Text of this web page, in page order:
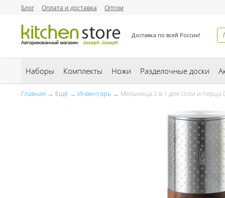
Блог Оплата и доставка Оптом
Доставка по всей России!
Наборы Комплекты Ножи Разделочные доски
Главная → Ещё → Инвентарь → Мельница 2 в 1 для соли и перца